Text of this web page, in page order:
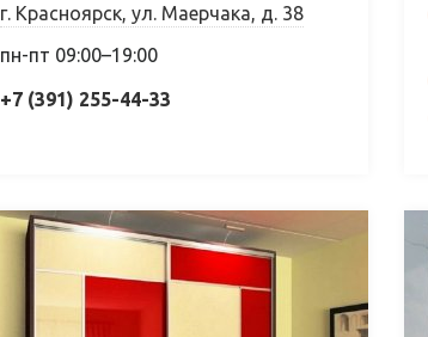
г. Красноярск, ул. Маерчака, д. 38
пн-пт 09:00–19:00
+7 (391) 255-44-33